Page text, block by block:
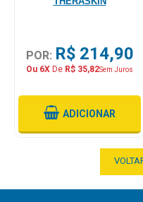
Cuidado
Dermocosméticos
POR: R$ 214,90
Ou 6X De R$ 35,82Sem Juros
ADICIONAR